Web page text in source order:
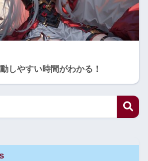
しやすい時間がわかる！